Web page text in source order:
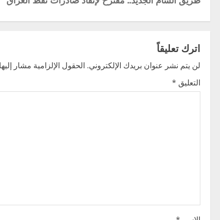
o
s
t
n
a
i
اترك تعليقاً
لن يتم نشر عنوان بريدك الإلكتروني. الحقول الإلزامية مشار
التعليق *